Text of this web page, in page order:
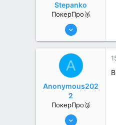
Stepanko
ПокерПро🥈
13 Июн 2022
1
A
Anonymous202
2
ПокерПро🥈
13 Июн 2022